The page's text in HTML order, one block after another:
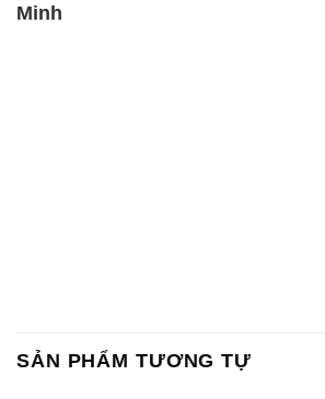
Minh
SẢN PHẨM TƯƠNG TỰ